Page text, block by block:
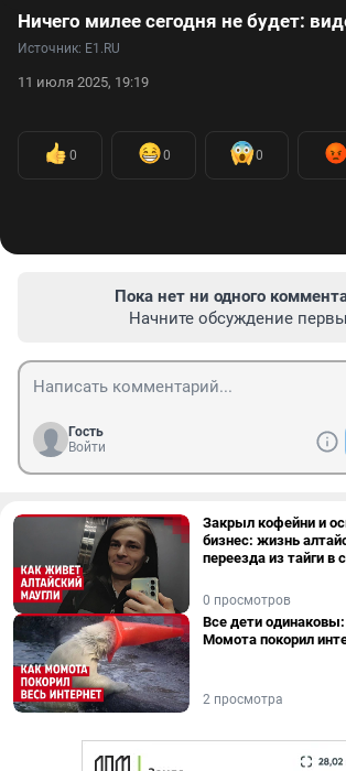
Источник: E1.RU
11 июля 2025, 19:19
0 0 0
Пока нет ни одного
Начните обсуждение
Гость
Войти
Закрыл кофейни и
бизнес: жизнь
переезда из тайги в
0 просмотров
Все дети
Момота покорил
2 просмотра